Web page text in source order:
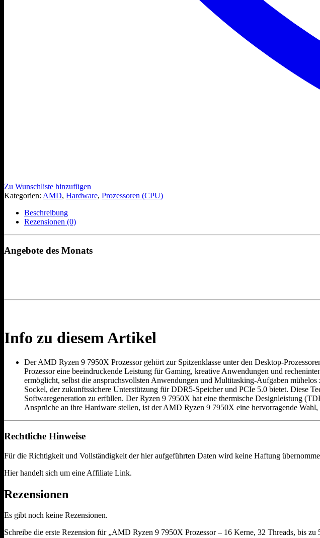
Zu Wunschliste hinzufügen
Kategorien: AMD, Hardware, Prozessoren (CPU)
Beschreibung
Rezensionen (0)
Angebote des Monats
Info zu diesem Artikel
Der AMD Ryzen 9 7950X Prozessor gehört zur Spitzenklasse unter den Desktop-
Prozessor eine beeindruckende Leistung für Gaming, kreative Anwendungen und
ermöglicht, selbst die anspruchsvollsten Anwendungen und Multitasking-Aufgaben
Sockel, der zukunftssichere Unterstützung für DDR5-Speicher und PCIe 5.0 bietet. Diese
Softwaregeneration zu erfüllen. Der Ryzen 9 7950X hat eine thermische Designleistung
Ansprüche an ihre Hardware stellen, ist der AMD Ryzen 9 7950X eine hervorragende
Rechtliche Hinweise
Für die Richtigkeit und Vollständigkeit der hier aufgeführten Daten wird keine Haftung
Hier handelt sich um eine Affiliate Link.
Rezensionen
Es gibt noch keine Rezensionen.
Schreibe die erste Rezension für „AMD Ryzen 9 7950X Prozessor – 16 Kerne, 32 Threads, bis